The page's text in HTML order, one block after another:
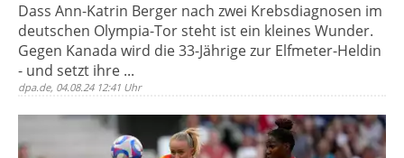
Dass Ann-Katrin Berger nach zwei Krebsdiagnosen im
deutschen Olympia-Tor steht ist ein kleines Wunder.
Gegen Kanada wird die 33-Jährige zur Elfmeter-Heldin
- und setzt ihre ...
dpa.de, 04.08.24 12:41 Uhr